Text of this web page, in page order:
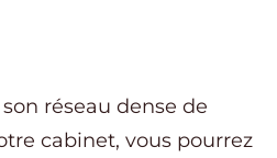
réseau dense de
cabinet, vous pourrez